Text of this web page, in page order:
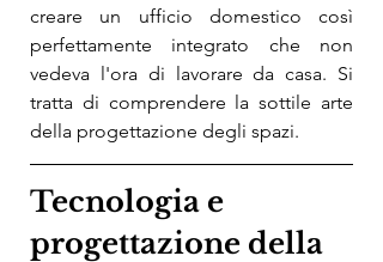
creare un ufficio domestico così
perfettamente integrato che non
vedeva l'ora di lavorare da casa. Si
tratta di comprendere la sottile arte
della progettazione degli spazi.
Tecnologia e
progettazione della